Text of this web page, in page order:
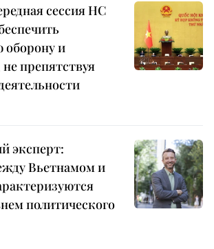
сессия НС
оборону и
препятствуя
эксперт:
Вьетнамом и
политического